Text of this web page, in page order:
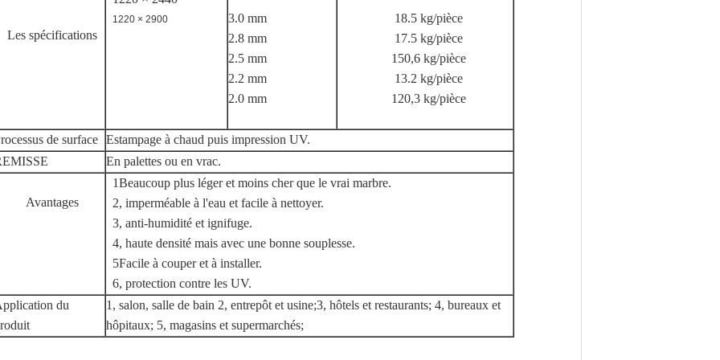
Les spécifications
1220 × 2900
3.0 mm
2.8 mm
2.5 mm
2.2 mm
2.0 mm
18.5 kg/pièce
17.5 kg/pièce
150,6 kg/pièce
13.2 kg/pièce
120,3 kg/pièce
de surface Estampage à chaud puis impression UV.
En palettes ou en vrac.
Avantages
1Beaucoup plus léger et moins cher que le vrai marbre.
2, imperméable à l'eau et facile à nettoyer.
3, anti-humidité et ignifuge.
4, haute densité mais avec une bonne souplesse.
5Facile à couper et à installer.
6, protection contre les UV.
du
1, salon, salle de bain 2, entrepôt et usine;3, hôtels et restaurants; 4, bureaux et
hôpitaux; 5, magasins et supermarchés;